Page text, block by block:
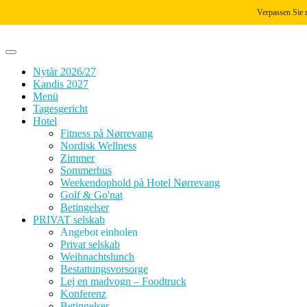
Inhalt
Nytår 2026/27
Kandis 2027
Menü
Tagesgericht
Hotel
Fitness på Nørrevang
Nordisk Wellness
Zimmer
Sommerhus
Weekendophold på Hotel Nørrevang
Golf & Go'nat
Betingelser
PRIVAT selskab
Angebot einholen
Privat selskab
Weihnachtslunch
Bestattungsvorsorge
Lej en madvogn – Foodtruck
Konferenz
Verpassen Sie